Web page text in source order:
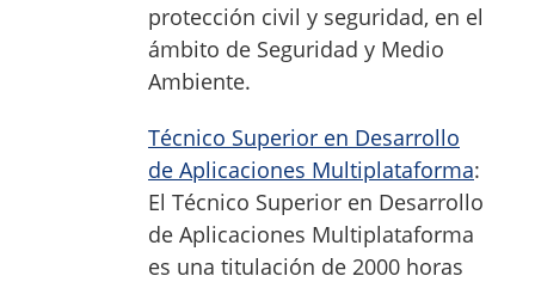
protección civil y seguridad, en el
ámbito de Seguridad y Medio
Ambiente.
Técnico Superior en Desarrollo
de Aplicaciones Multiplataforma:
El Técnico Superior en Desarrollo
de Aplicaciones Multiplataforma
es una titulación de 2000 horas